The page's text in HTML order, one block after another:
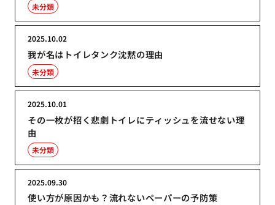
未分類
我が名はトイレタンク沈黙の理由
2025.10.02
未分類
その一枚が招く悲劇トイレにティッシュを流せない理
由
2025.10.01
未分類
使い方が原因かも？流れないペーパーの予防策
2025.09.30